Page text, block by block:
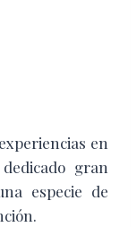
en
gran
especie de